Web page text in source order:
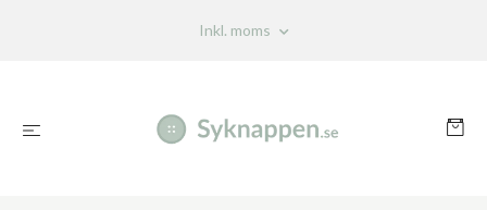
Inkl. moms